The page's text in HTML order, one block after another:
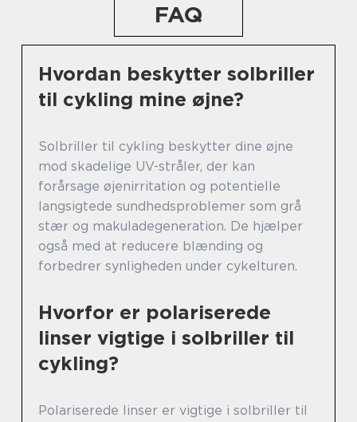
FAQ
Hvordan beskytter solbriller
til cykling mine øjne?
Solbriller til cykling beskytter dine øjne
mod skadelige UV-stråler, der kan
forårsage øjenirritation og potentielle
langsigtede sundhedsproblemer som grå
stær og makuladegeneration. De hjælper
også med at reducere blænding og
forbedrer synligheden under cykelturen.
Hvorfor er polariserede
linser vigtige i solbriller til
cykling?
Polariserede linser er vigtige i solbriller til